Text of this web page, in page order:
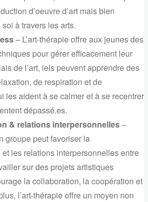
d’oeuvre d’art mais bien
soi à travers les arts.
– L’art-thérapie offre aux jeunes des
pour gérer efficacement leur
de l’art, iels peuvent apprendre des
de respiration et de
les aident à se calmer et à se recentrer
dépassé.es.
& relations interpersonnelles–
groupe peut favoriser la
les relations interpersonnelles entre
sur des projets artistiques
la collaboration, la coopération et
l’art-thérapie offre un moyen non